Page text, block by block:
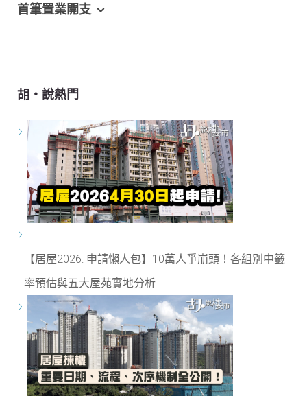
首筆置業開支
胡‧說熱門
【居屋2026: 申請懶人包】10萬人爭崩頭！各組別中籤
率預估與五大屋苑實地分析